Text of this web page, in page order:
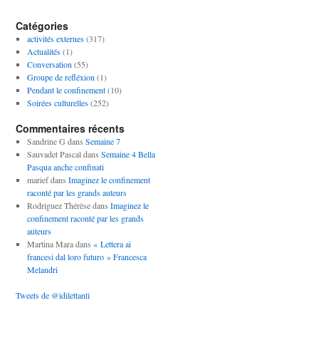
Catégories
activités externes(317)
Actualités(1)
Conversation (55)
Groupe de refléxion (1)
Pendant le confinement(10)
Soirées culturelles(252)
Commentaires récents
Sandrine G dans Semaine 7
Sauvadet Pascaldans Semaine 4 Bella
Pasqua anche confinati
mariefdans Imaginez le confinement
raconté par les grands auteurs
Rodriguez Thérèsedans Imaginez le
confinement raconté par les grands
auteurs
Martina Maradans « Lettera ai
francesi dal loro futuro » Francesca
Melandri
Tweets de @idilettanti